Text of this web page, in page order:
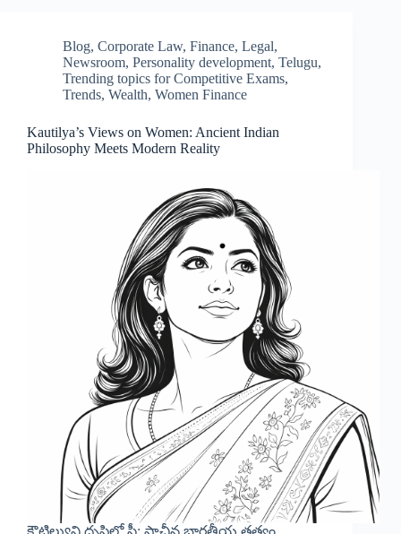
Blog, Corporate Law, Finance, Legal,
Newsroom, Personality development, Telugu,
Trending topics for Competitive Exams,
Trends, Wealth, Women Finance
Kautilya’s Views on Women: Ancient Indian
Philosophy Meets Modern Reality